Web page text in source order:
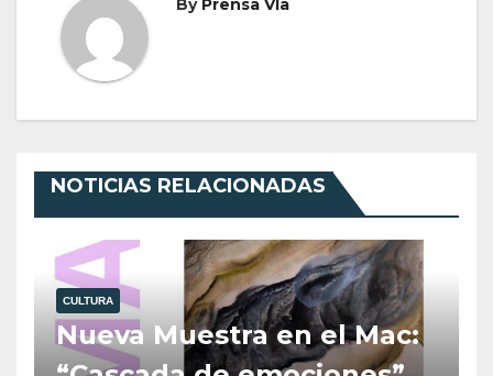
By Prensa Vla
NOTICIAS RELACIONADAS
CULTURA
Nueva Muestra en el Mac: